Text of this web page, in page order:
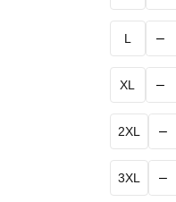
L –
XL –
2XL –
3XL –